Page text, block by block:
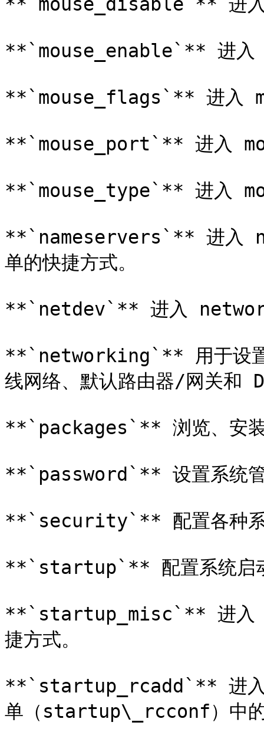
**`mouse_enable`** 进入
**`mouse_flags`** 进入
**`mouse_port`** 进入
**`mouse_type`** 进入
**`nameservers`** 进入
单的快捷方式。
**`netdev`** 进入
**`networking`** 用于设置/
线网络、默认路由器/网关和
**`packages`** 浏览、安装
**`password`** 设置系统
**`security`** 配置各种系
**`startup`** 配置系统启
**`startup_misc`** 进入
捷方式。
**`startup_rcadd`** 进入
单（startup\_rcconf）中的